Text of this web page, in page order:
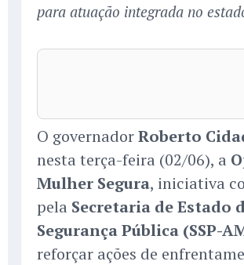
para atuação integrada no
O governadorRoberto
nesta terça-feira (02/06), a
Mulher Segura, iniciativa
pela Secretaria de Estado
Segurança Pública (SSP-
reforçar ações de